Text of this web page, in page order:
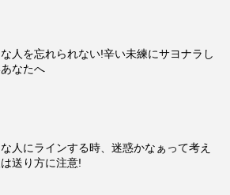
人を忘れられない!辛い未練にサヨナラし
なたへ
人にラインする時、迷惑かなぁって考え
送り方に注意!